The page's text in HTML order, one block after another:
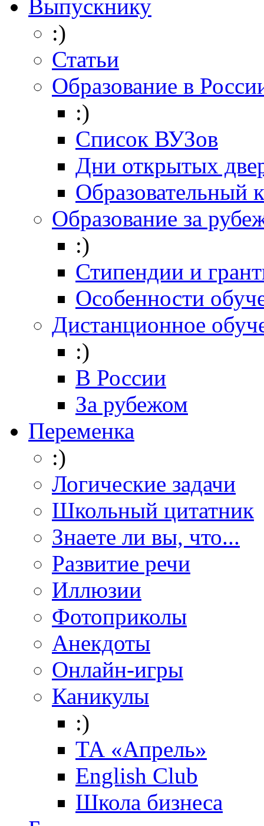
Выпускнику
:)
Статьи
Образование в
:)
Список ВУЗов
Дни открытых
Образовательный
Образование за
:)
Стипендии и
Особенности
Дистанционное
:)
В России
За рубежом
Переменка
:)
Логические задачи
Школьный цитатник
Знаете ли вы, что...
Развитие речи
Иллюзии
Фотоприколы
Анекдоты
Онлайн-игры
Каникулы
:)
ТА «Апрель»
English Club
Школа бизнеса